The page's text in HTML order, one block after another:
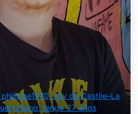
soy de Castile–La
tengo 27 años